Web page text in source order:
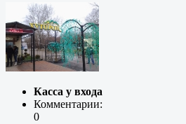
Касса у входа
Комментарии:
0